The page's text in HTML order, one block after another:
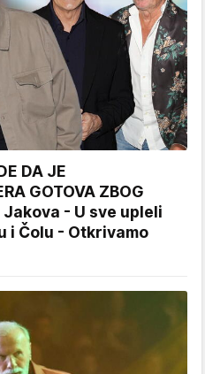
DA JE
GOTOVA ZBOG
Jakova - U sve upleli
i Čolu - Otkrivamo